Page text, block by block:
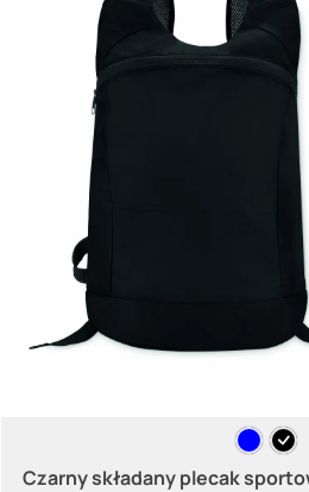
Czarny składany plecak